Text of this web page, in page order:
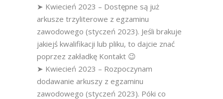
➤ Kwiecień 2023 – Dostępne są już
arkusze trzyliterowe z egzaminu
zawodowego (styczeń 2023). Jeśli brakuje
jakiejś kwalifikacji lub pliku, to dajcie znać
poprzez zakładkę Kontakt 😉
➤ Kwiecień 2023 – Rozpoczynam
dodawanie arkuszy z egzaminu
zawodowego (styczeń 2023). Póki co